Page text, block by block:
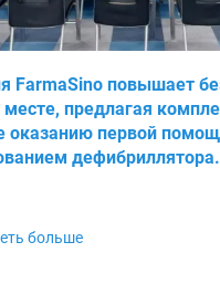
FarmaSino повышает
предлагая
оказанию первой
дефибриллятора.
больше